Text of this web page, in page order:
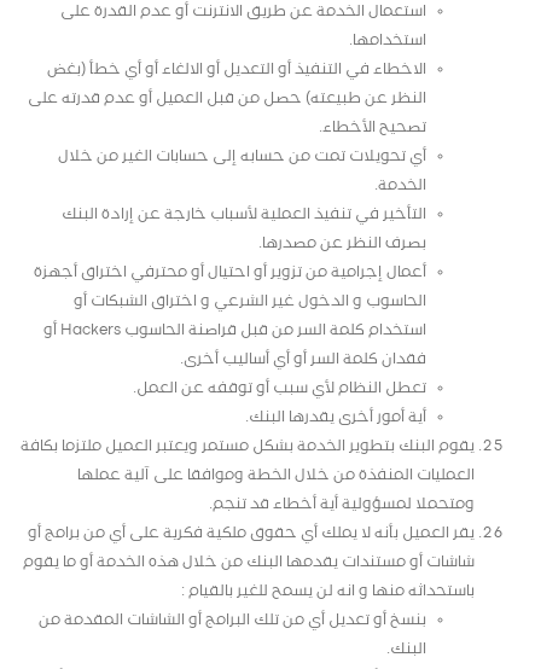
استعمال الخدمة عن طريق الانترنت أو عدم القدرة على
استخدامها.
الاخطاء في التنفيذ أو التعديل أو الالغاء أو أي خطأ (بغض
النظر عن طبيعته) حصل من قبل العميل أو عدم قدرته على
تصحيح الأخطاء.
أي تحويلات تمت من حسابه إلى حسابات الغير من خلال
الخدمة.
التأخير في تنفيذ العملية لأسباب خارجة عن إرادة البنك
بصرف النظر عن مصدرها.
أعمال إجرامية من تزوير أو احتيال أو محترفي اختراق أجهزة
الحاسوب و الدخول غير الشرعي و اختراق الشبكات أو
استخدام كلمة السر من قبل قراصنة الحاسوب Hackers أو
فقدان كلمة السر أو أي أساليب أخرى.
تعطل النظام لأي سبب أو توقفه عن العمل.
أية أمور أخرى يقدرها البنك.
يقوم البنك بتطوير الخدمة بشكل مستمر ويعتبر العميل ملتزما بكافة
العمليات المنفذة من خلال الخطة وموافقا على آلية عملها
ومتحملا لمسؤولية أية أخطاء قد تنجم.
يقر العميل بأنه لا يملك أي حقوق ملكية فكرية على أي من برامج أو
شاشات أو مستندات يقدمها البنك من خلال هذه الخدمة أو ما يقوم
باستحداثه منها و انه لن يسمح للغير بالقيام :
بنسخ أو تعديل أي من تلك البرامج أو الشاشات المقدمة من
البنك.